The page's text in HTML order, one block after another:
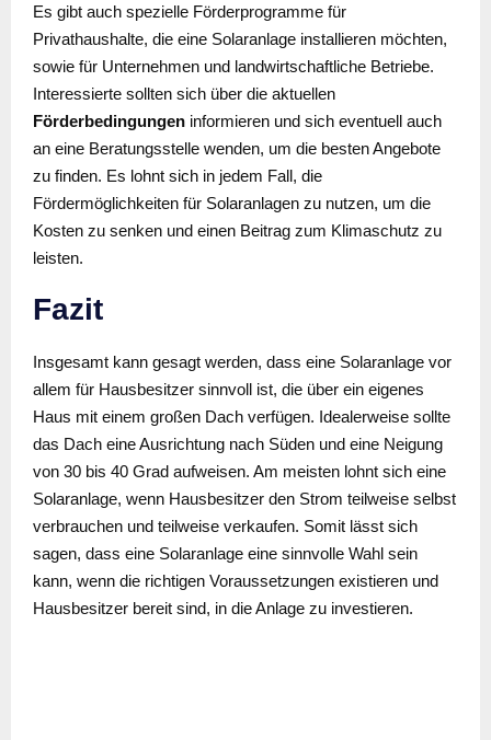
Es gibt auch spezielle Förderprogramme für
Privathaushalte, die eine Solaranlage installieren möchten,
sowie für Unternehmen und landwirtschaftliche Betriebe.
Interessierte sollten sich über die aktuellen
Förderbedingungen informieren und sich eventuell auch
an eine Beratungsstelle wenden, um die besten Angebote
zu finden. Es lohnt sich in jedem Fall, die
Fördermöglichkeiten für Solaranlagen zu nutzen, um die
Kosten zu senken und einen Beitrag zum Klimaschutz zu
leisten.
Fazit
Insgesamt kann gesagt werden, dass eine Solaranlage vor
allem für Hausbesitzer sinnvoll ist, die über ein eigenes
Haus mit einem großen Dach verfügen. Idealerweise sollte
das Dach eine Ausrichtung nach Süden und eine Neigung
von 30 bis 40 Grad aufweisen. Am meisten lohnt sich eine
Solaranlage, wenn Hausbesitzer den Strom teilweise selbst
verbrauchen und teilweise verkaufen. Somit lässt sich
sagen, dass eine Solaranlage eine sinnvolle Wahl sein
kann, wenn die richtigen Voraussetzungen existieren und
Hausbesitzer bereit sind, in die Anlage zu investieren.